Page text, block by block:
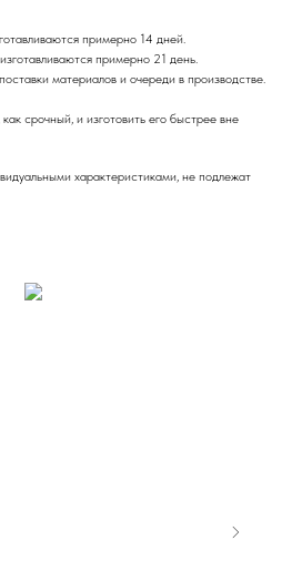
примерно 14 дней.
примерно 21 день.
материалов и очереди в производстве.
срочный, и изготовить его быстрее вне
характеристиками, не подлежат